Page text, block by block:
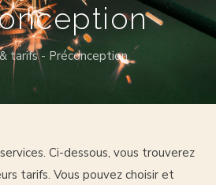
tarifs - Préconception
Ci-dessous, vous trouverez
tarifs. Vous pouvez choisir et